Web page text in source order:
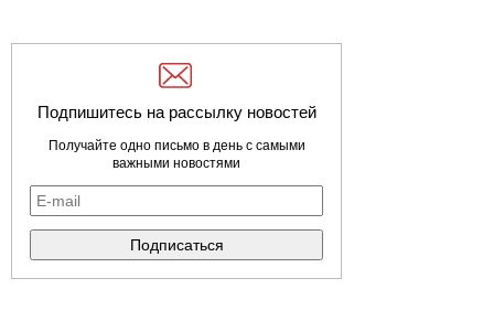
Подпишитесь на рассылку новостей
Получайте одно письмо в день с самыми
важными новостями